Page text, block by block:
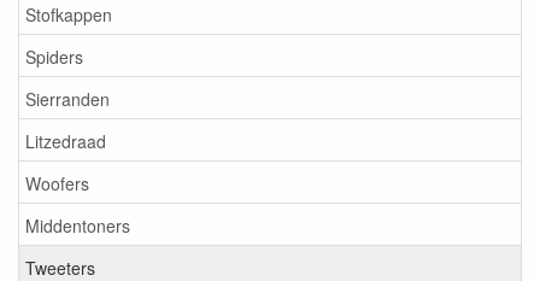
Stofkappen
Spiders
Sierranden
Litzedraad
Woofers
Middentoners
Tweeters